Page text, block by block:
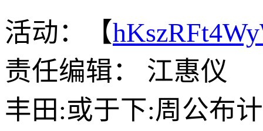
活动：【
责任编辑： 江惠仪
丰田:或于下:周公布